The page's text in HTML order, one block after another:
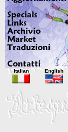
Italian English